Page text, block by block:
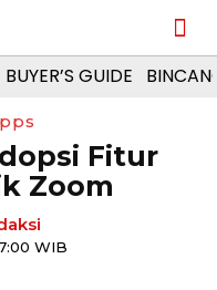
BUYER’S GUIDE
Fitur
Zoom
WIB